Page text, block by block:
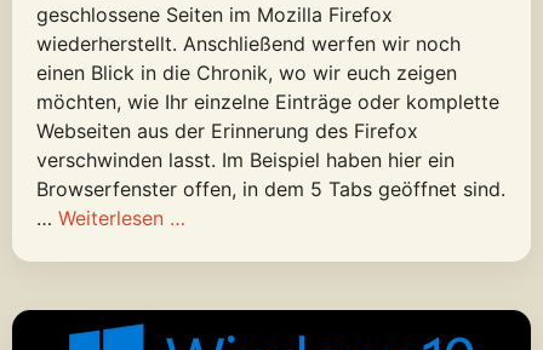
geschlossene Seiten im Mozilla Firefox
wiederherstellt. Anschließend werfen wir noch
einen Blick in die Chronik, wo wir euch zeigen
möchten, wie Ihr einzelne Einträge oder komplette
Webseiten aus der Erinnerung des Firefox
verschwinden lasst. Im Beispiel haben hier ein
Browserfenster offen, in dem 5 Tabs geöffnet sind.
… Weiterlesen …